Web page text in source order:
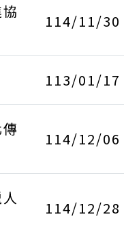
114/11/30
113/01/17
114/12/06
114/12/28